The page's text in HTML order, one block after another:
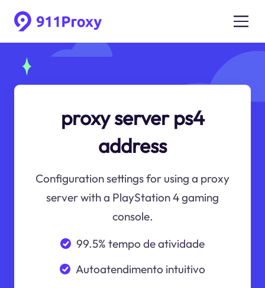
proxy server ps4
address
Configuration settings for using a proxy
server with a PlayStation 4 gaming
console.
99.5% tempo de atividade
Autoatendimento intuitivo